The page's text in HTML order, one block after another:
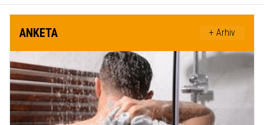
ANKETA + Arhiv